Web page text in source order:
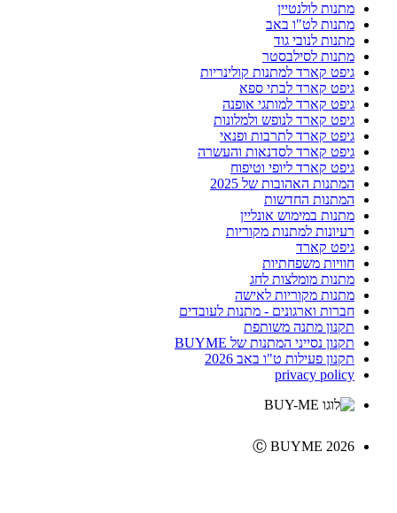
מתנות לולנטיין
מתנות לט"ו באב
מתנות לנובי גוד
מתנות לסילבסטר
גיפט קארד למתנות קולינריות
גיפט קארד לבתי ספא
גיפט קארד למותגי אופנה
גיפט קארד לנופש ולמלונות
גיפט קארד לתרבות ופנאי
גיפט קארד לסדנאות והעשרה
גיפט קארד ליופי וטיפוח
המתנות האהובות של 2025
המתנות החדשות
מתנות במימוש אונליין
רעיונות למתנות מקוריות
גיפט קארד
חוויות משפחתיות
מתנות מומלצות לחג
מתנות מקוריות לאישה
חברות וארגונים - מתנות לעובדים
תקנון מתנה משותפת
תקנון נסייני המתנות של BUYME
תקנון פעילות ט"ו באב 2026
privacy policy
Ⓒ BUYME 2026